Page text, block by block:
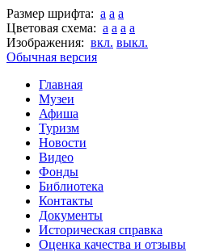
Размер шрифта: a a a
Цветовая схема: a a a a
Изображения: вкл. выкл.
Обычная версия
Главная
Музеи
Афиша
Туризм
Новости
Видео
Фонды
Библиотека
Контакты
Документы
Историческая справка
Оценка качества и отзывы